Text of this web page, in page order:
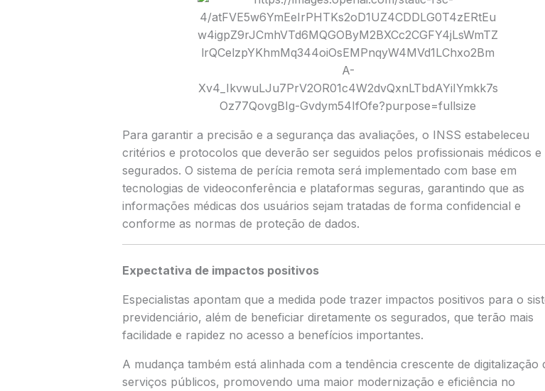
Para garantir a precisão e a segurança das avaliações, o INSS estabeleceu
critérios e protocolos que deverão ser seguidos pelos profissionais médicos e
segurados. O sistema de perícia remota será implementado com base em
tecnologias de videoconferência e plataformas seguras, garantindo que as
informações médicas dos usuários sejam tratadas de forma confidencial e
conforme as normas de proteção de dados.
Expectativa de impactos positivos
Especialistas apontam que a medida pode trazer impactos positivos para o
previdenciário, além de beneficiar diretamente os segurados, que terão mais
facilidade e rapidez no acesso a benefícios importantes.
A mudança também está alinhada com a tendência crescente de digitalização
serviços públicos, promovendo uma maior modernização e eficiência no